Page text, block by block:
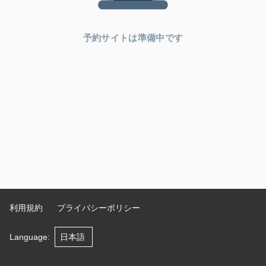
予約サイトは準備中です
利用規約 プライバシーポリシー
Language: